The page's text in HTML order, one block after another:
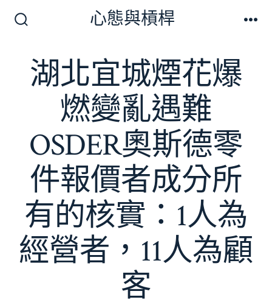
切
換
開
心態與槓桿
湖北宜城煙花爆
燃變亂遇難
OSDER奧斯德零
件報價者成分所
有的核實：1人為
經營者，11人為顧
客